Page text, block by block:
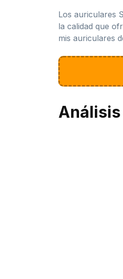
Los auriculares
la calidad que
mis auriculares